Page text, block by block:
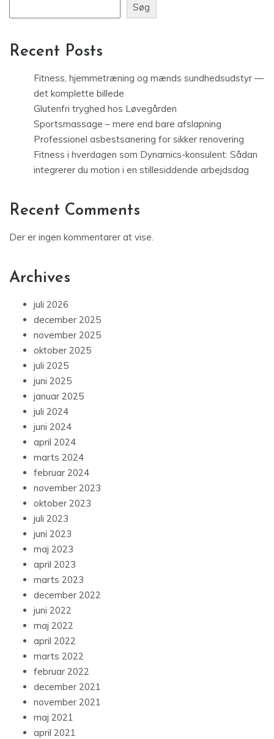
Søg
Recent Posts
Fitness, hjemmetræning og mænds sundhedsudstyr —
det komplette billede
Glutenfri tryghed hos Løvegården
Sportsmassage – mere end bare afslapning
Professionel asbestsanering for sikker renovering
Fitness i hverdagen som Dynamics-konsulent: Sådan
integrerer du motion i en stillesiddende arbejdsdag
Recent Comments
Der er ingen kommentarer at vise.
Archives
juli 2026
december 2025
november 2025
oktober 2025
juli 2025
juni 2025
januar 2025
juli 2024
juni 2024
april 2024
marts 2024
februar 2024
november 2023
oktober 2023
juli 2023
juni 2023
maj 2023
april 2023
marts 2023
december 2022
juni 2022
maj 2022
april 2022
marts 2022
februar 2022
december 2021
november 2021
maj 2021
april 2021